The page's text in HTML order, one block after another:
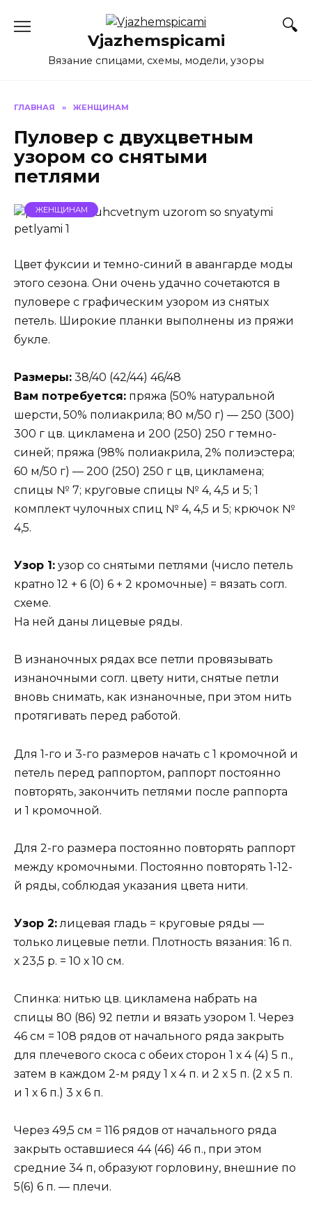
Vjazhemspicami
Вязание спицами, схемы, модели, узоры
ГЛАВНАЯ » ЖЕНЩИНАМ
Пуловер с двухцветным
узором со снятыми
петлями
ЖЕНЩИНАМ
Цвет фуксии и темно-синий в авангарде моды
этого сезона. Они очень удачно сочетаются в
пуловере с графическим узором из снятых
петель. Широкие планки выполнены из пряжи
букле.
Размеры: 38/40 (42/44) 46/48
Вам потребуется: пряжа (50% натуральной
шерсти, 50% полиакрила; 80 м/50 г) — 250 (300)
300 г цв. цикламена и 200 (250) 250 г темно-
синей; пряжа (98% полиакрила, 2% полиэстера;
60 м/50 г) — 200 (250) 250 г цв, цикламена;
спицы № 7; круговые спицы № 4, 4,5 и 5; 1
комплект чулочных спиц № 4, 4,5 и 5; крючок №
4,5.
Узор 1: узор со снятыми петлями (число петель
кратно 12 + 6 (0) 6 + 2 кромочные) = вязать согл.
схеме.
На ней даны лицевые ряды.
В изнаночных рядах все петли провязывать
изнаночными согл. цвету нити, снятые петли
вновь снимать, как изнаночные, при этом нить
протягивать перед работой.
Для 1-го и 3-го размеров начать с 1 кромочной и
петель перед раппортом, раппорт постоянно
повторять, закончить петлями после раппорта
и 1 кромочной.
Для 2-го размера постоянно повторять раппорт
между кромочными. Постоянно повторять 1-12-
й ряды, соблюдая указания цвета нити.
Узор 2:лицевая гладь = круговые ряды —
только лицевые петли. Плотность вязания: 16 п.
х 23,5 р. = 10 х 10 см.
Спинка: нитью цв. цикламена набрать на
спицы 80 (86) 92 петли и вязать узором 1. Через
46 см = 108 рядов от начального ряда закрыть
для плечевого скоса с обеих сторон 1 х 4 (4) 5 п.,
затем в каждом 2-м ряду 1 х 4 п. и 2 х 5 п. (2 х 5 п.
и 1 х 6 п.) 3 х 6 п.
Через 49,5 см = 116 рядов от начального ряда
закрыть оставшиеся 44 (46) 46 п., при этом
средние 34 п, образуют горловину, внешние по
5(6) 6 п. — плечи.